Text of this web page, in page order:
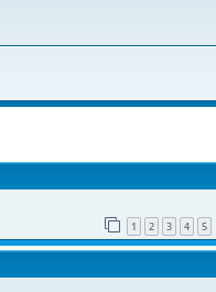
1 2 3 4 5